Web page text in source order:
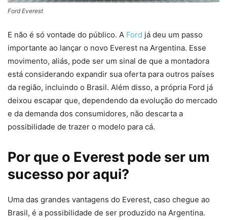
Ford Everest
E não é só vontade do público. A Ford já deu um passo
importante ao lançar o novo Everest na Argentina. Esse
movimento, aliás, pode ser um sinal de que a montadora
está considerando expandir sua oferta para outros países
da região, incluindo o Brasil. Além disso, a própria Ford já
deixou escapar que, dependendo da evolução do mercado
e da demanda dos consumidores, não descarta a
possibilidade de trazer o modelo para cá.
Por que o Everest pode ser um
sucesso por aqui?
Uma das grandes vantagens do Everest, caso chegue ao
Brasil, é a possibilidade de ser produzido na Argentina.